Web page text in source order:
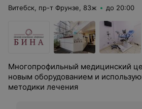
Витебск, пр-т Фрунзе, 83ж до 20:00
Многопрофильный медицинский
новым оборудованием и
методики лечения